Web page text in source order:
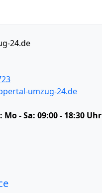
24.de
umzug-24.de
Mo - Sa: 09:00 - 18:30 Uhr